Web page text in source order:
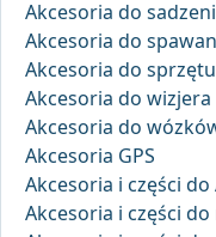
Akcesoria do
Akcesoria do
Akcesoria do
Akcesoria do wizjera
Akcesoria do
Akcesoria GPS
Akcesoria i części do
Akcesoria i części